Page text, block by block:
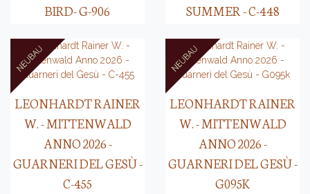
BIRD- G-906
SUMMER - C-448
LEONHARDT RAINER
W. - MITTENWALD
ANNO 2026 -
GUARNERI DEL GESÙ -
C-455
LEONHARDT RAINER
W. - MITTENWALD
ANNO 2026 -
GUARNERI DEL GESÙ -
G095K